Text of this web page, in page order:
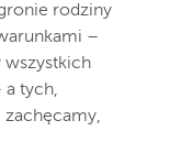
rodziny
–
wszystkich
tych,
zachęcamy,